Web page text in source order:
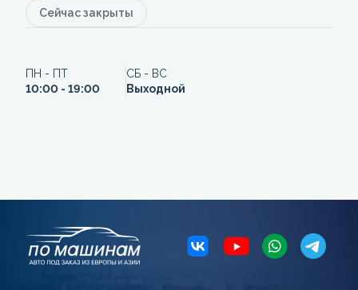
Сейчас закрыты
ПН - ПТ
10:00 - 19:00
СБ - ВС
Выходной